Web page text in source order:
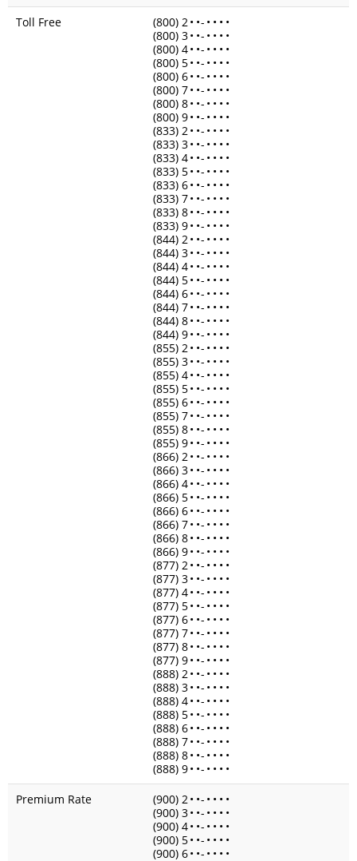
Toll Free
(800) 2• •- • • • •
(800) 3• •- • • • •
(800) 4• •- • • • •
(800) 5• •- • • • •
(800) 6• •- • • • •
(800) 7• •- • • • •
(800) 8• •- • • • •
(800) 9• •- • • • •
(833) 2• •- • • • •
(833) 3• •- • • • •
(833) 4• •- • • • •
(833) 5• •- • • • •
(833) 6• •- • • • •
(833) 7• •- • • • •
(833) 8• •- • • • •
(833) 9• •- • • • •
(844) 2• •- • • • •
(844) 3• •- • • • •
(844) 4• •- • • • •
(844) 5• •- • • • •
(844) 6• •- • • • •
(844) 7• •- • • • •
(844) 8• •- • • • •
(844) 9• •- • • • •
(855) 2• •- • • • •
(855) 3• •- • • • •
(855) 4• •- • • • •
(855) 5• •- • • • •
(855) 6• •- • • • •
(855) 7• •- • • • •
(855) 8• •- • • • •
(855) 9• •- • • • •
(866) 2• •- • • • •
(866) 3• •- • • • •
(866) 4• •- • • • •
(866) 5• •- • • • •
(866) 6• •- • • • •
(866) 7• •- • • • •
(866) 8• •- • • • •
(866) 9• •- • • • •
(877) 2• •- • • • •
(877) 3• •- • • • •
(877) 4• •- • • • •
(877) 5• •- • • • •
(877) 6• •- • • • •
(877) 7• •- • • • •
(877) 8• •- • • • •
(877) 9• •- • • • •
(888) 2• •- • • • •
(888) 3• •- • • • •
(888) 4• •- • • • •
(888) 5• •- • • • •
(888) 6• •- • • • •
(888) 7• •- • • • •
(888) 8• •- • • • •
(888) 9• •- • • • •
Premium Rate
(900) 2• •- • • • •
(900) 3• •- • • • •
(900) 4• •- • • • •
(900) 5• •- • • • •
(900) 6• •- • • • •